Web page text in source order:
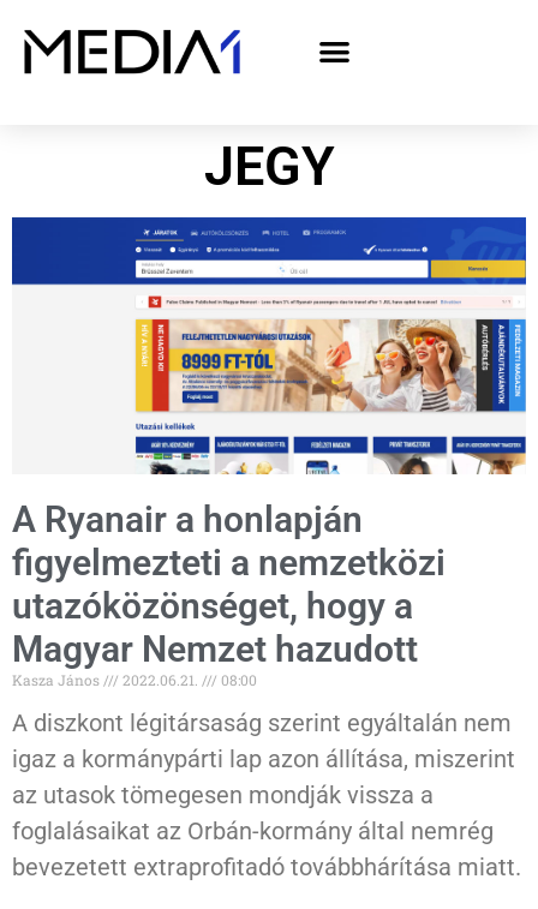
JEGY
A Ryanair a honlapján
figyelmezteti a nemzetközi
utazóközönséget, hogy a
Magyar Nemzet hazudott
Kasza János 2022.06.21. 08:00
A diszkont légitársaság szerint egyáltalán nem
igaz a kormánypárti lap azon állítása, miszerint
az utasok tömegesen mondják vissza a
foglalásaikat az Orbán-kormány által nemrég
bevezetett extraprofitadó továbbhárítása miatt.